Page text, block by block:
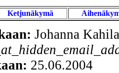
Ketjunäkymä
Johanna Kahila
25.06.2004